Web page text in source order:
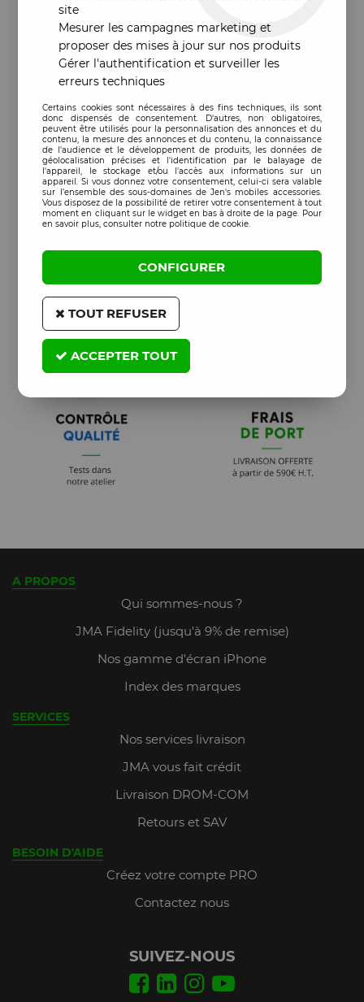
A PROPOS
Qui sommes-nous ?
JMA Fidelity (jusqu'à 9% de remise)
Nos gamme d'écran iPhone
Index des marques
SERVICES
Nos services livraison
JMA vous fait crédit
Livraison DROM-COM
Retours et SAV
BESOIN D'AIDE
Créez votre compte PRO
Contactez nous
SUIVEZ-NOUS
site
Mesurer les campagnes marketing et
proposer des mises à jour sur nos produits
Gérer l'authentification et surveiller les
erreurs techniques
Certains cookies sont nécessaires à des fins techniques, ils sont
donc dispensés de consentement. D'autres, non obligatoires,
peuvent être utilisés pour la personnalisation des annonces et du
contenu, la mesure des annonces et du contenu, la connaissance
de l'audience et le développement de produits, les données de
géolocalisation précises et l'identification par le balayage de
l'appareil, le stockage et/ou l'accès aux informations sur un
appareil. Si vous donnez votre consentement, celui-ci sera valable
sur l’ensemble des sous-domaines de Jen's mobiles accessories.
Vous disposez de la possibilité de retirer votre consentement à tout
moment en cliquant sur le widget en bas à droite de la page. Pour
en savoir plus, consulter notre politique de cookie.
CONFIGURER
TOUT REFUSER
ACCEPTER TOUT